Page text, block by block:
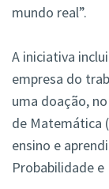
mundo real”.
A iniciativa
empresa do
uma doação,
de Matemática
ensino e
Probabilidade